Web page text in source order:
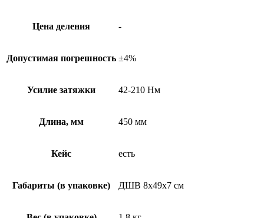
Цена деления -
Допустимая погрешность ±4%
Усилие затяжки 42-210 Нм
Длина, мм 450 мм
Кейс есть
Габариты (в упаковке) ДШВ 8х49х7 см